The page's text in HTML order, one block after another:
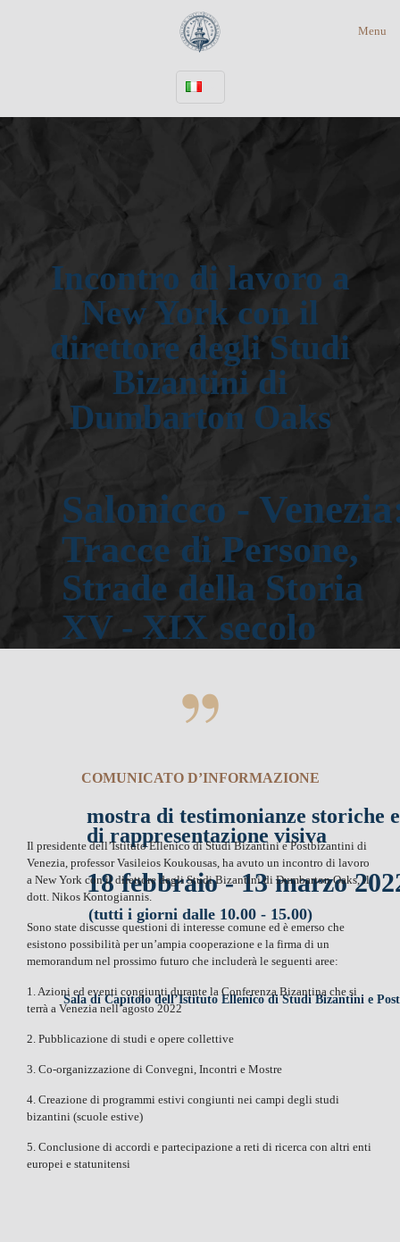
Menu
Salonicco -
Tracce di Persone,
Strade della Storia
XV - XIX secolo
mostra di testimonianze storiche
di rappresentazione visiva
Sala di Capitolo dell’Istituto Ellenico di Studi Bizantini e
18 febbraio - 13 marzo
(tutti i giorni dalle 10.00 - 15.00)
Ιncontro di lavoro a
New York con il
direttore degli Studi
Bizantini di
Dumbarton Oaks
COMUNICATO D’INFORMAZIONE
Il presidente dell’Istituto Ellenico di Studi Bizantini e Postbizantini di
Venezia, professor Vasileios Koukousas, ha avuto un incontro di lavoro
a New York con il direttore degli Studi Bizantini di Dumbarton Oaks, il
dott. Nikos Kontogiannis.
Sono state discusse questioni di interesse comune ed è emerso che
esistono possibilità per un’ampia cooperazione e la firma di un
memorandum nel prossimo futuro che includerà le seguenti aree:
1. Azioni ed eventi congiunti durante la Conferenza Bizantina che si
terrà a Venezia nell’agosto 2022
2. Pubblicazione di studi e opere collettive
3. Co-organizzazione di Convegni, Incontri e Mostre
4. Creazione di programmi estivi congiunti nei campi degli studi
bizantini (scuole estive)
5. Conclusione di accordi e partecipazione a reti di ricerca con altri enti
europei e statunitensi